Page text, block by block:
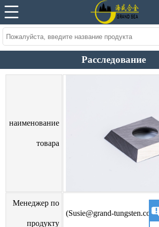
Расследование
наименование
товара
Менеджер по
продукту
(Susie@grand-tungsten.com)